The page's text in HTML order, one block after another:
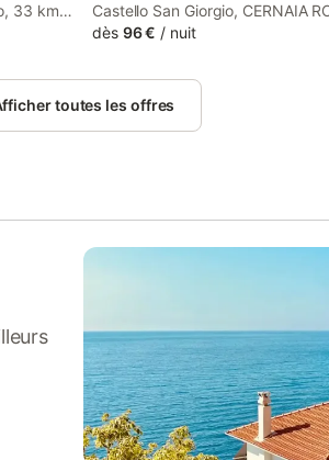
33 km
4.6
guest
Castello San Giorgio, CERNAIA
features rooms with garden views
the guest house for the
those who stay. The guest house
dès 96 € / nuit
toutes les offres